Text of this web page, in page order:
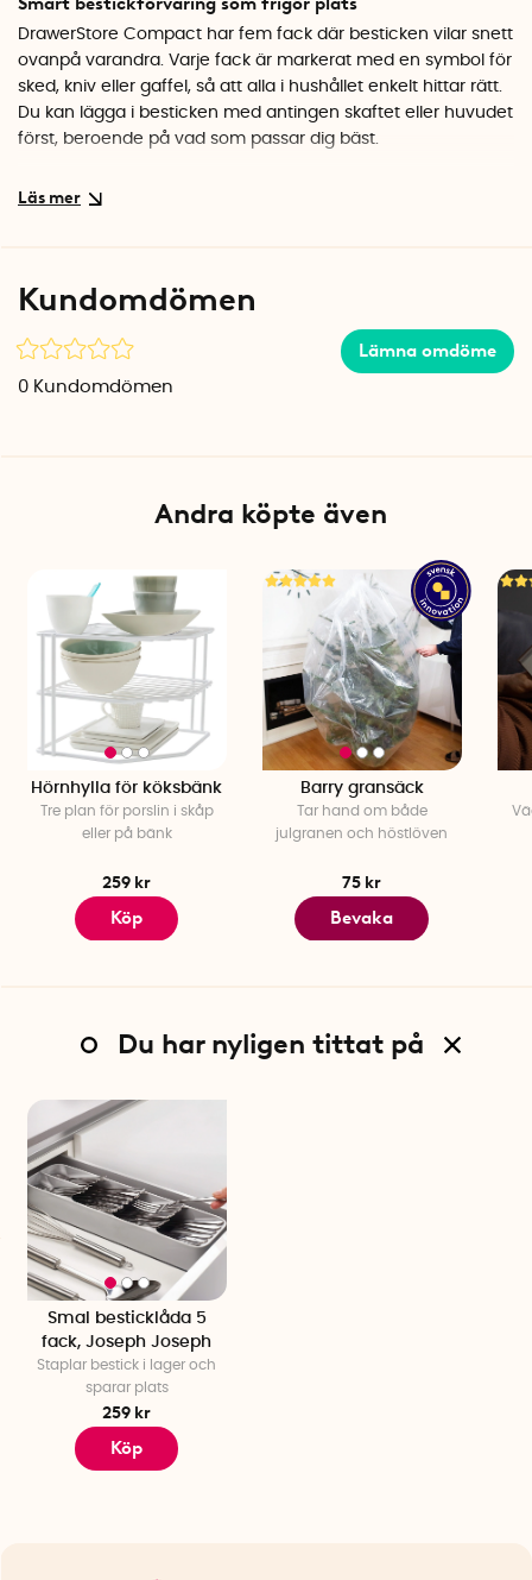
DrawerStore Compact har fem fack där besticken vilar snett
ovanpå varandra. Varje fack är markerat med en symbol för
sked, kniv eller gaffel, så att alla i hushållet enkelt hittar rätt.
Du kan lägga i besticken med antingen skaftet eller huvudet
först, beroende på vad som passar dig bäst.
Halkfria tassar och enkel rengöring
Specifikationer
Mått: 39,8 x 11,4 x 5,8 cm
Material: PP-plast
Kundomdömen
Lämna omdöme
0 Kundomdömen
Andra köpte även
Hörnhylla för köksbänk
Tre plan för porslin i skåp
eller på bänk
259 kr
Köp
Barry gransäck
Tar hand om både
julgranen och höstlöven
75 kr
Bevaka
Du har nyligen tittat på
Smal besticklåda 5
fack, Joseph Joseph
Staplar bestick i lager och
sparar plats
259 kr
Köp